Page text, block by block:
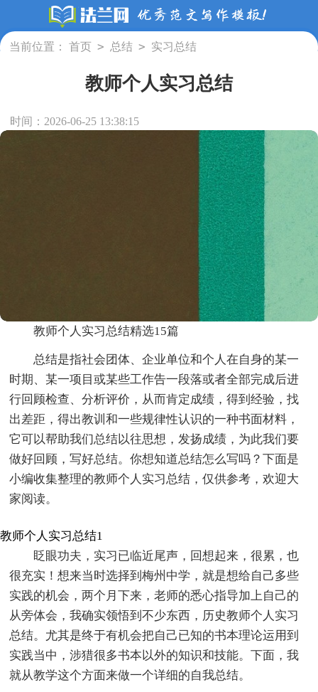
当前位置： 首页 > 总结 > 实习总结
教师个人实习总结
时间：2026-06-25 13:38:15
教师个人实习总结精选15篇
总结是指社会团体、企业单位和个人在自身的某一
时期、某一项目或某些工作告一段落或者全部完成后进
行回顾检查、分析评价，从而肯定成绩，得到经验，找
出差距，得出教训和一些规律性认识的一种书面材料，
它可以帮助我们总结以往思想，发扬成绩，为此我们要
做好回顾，写好总结。你想知道总结怎么写吗？下面是
小编收集整理的教师个人实习总结，仅供参考，欢迎大
家阅读。
教师个人实习总结1
眨眼功夫，实习已临近尾声，回想起来，很累，也
很充实！想来当时选择到梅州中学，就是想给自己多些
实践的机会，两个月下来，老师的悉心指导加上自己的
从旁体会，我确实领悟到不少东西，历史教师个人实习
总结。尤其是终于有机会把自己已知的书本理论运用到
实践当中，涉猎很多书本以外的知识和技能。下面，我
就从教学这个方面来做一个详细的自我总结。